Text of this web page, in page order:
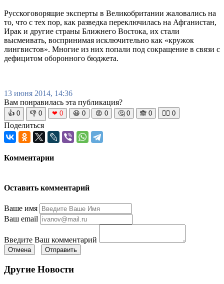
Русскоговорящие эксперты в Великобритании жаловались на
то, что с тех пор, как разведка переключилась на Афганистан,
Ирак и другие страны Ближнего Востока, их стали
высмеивать, воспринимая исключительно как «кружок
лингвистов». Многие из них попали под сокращение в связи с
дефицитом оборонного бюджета.
13 июня 2014, 14:36
Вам понравилась эта публикация?
👍 0 👎 0 ❤ 0 😆 0 😡 0 🤔 0 🙈 0 🧘‍♀️ 0
Поделиться
Комментарии
Оставить комментарий
Ваше имя
Ваш email
Введите Ваш комментарий
Отмена Отправить
Другие Новости